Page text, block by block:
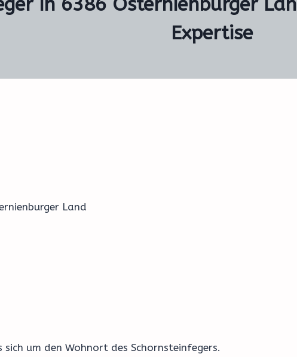
in 6386 Osternienburger
Expertise
Land
um den Wohnort des Schornsteinfegers.